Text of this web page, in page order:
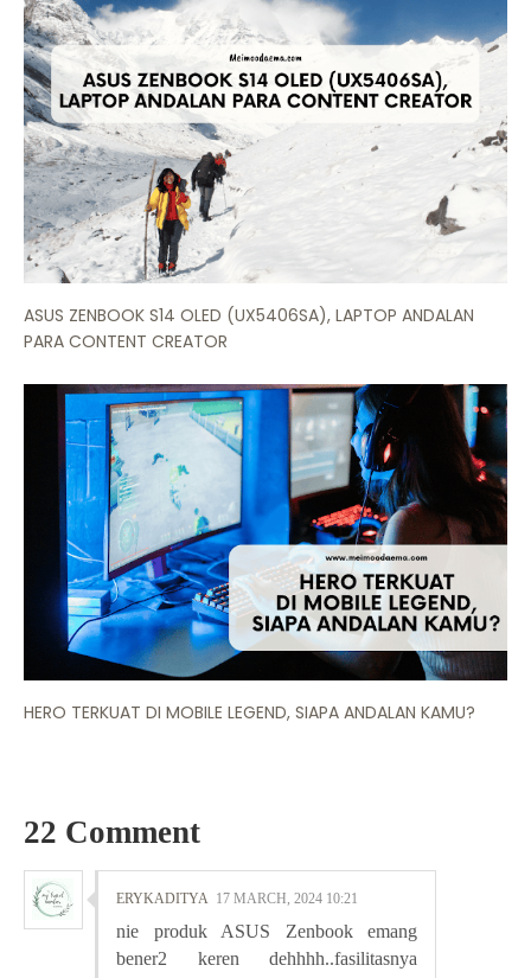
ASUS ZENBOOK S14 OLED (UX5406SA), LAPTOP ANDALAN
PARA CONTENT CREATOR
HERO TERKUAT DI MOBILE LEGEND, SIAPA ANDALAN KAMU?
22 Comment
ERYKADITYA 17 MARCH, 2024 10:21
nie produk ASUS Zenbook emang
bener2 keren dehhhh..fasilitasnya